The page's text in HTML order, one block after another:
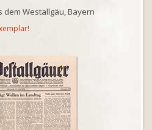
dem Westallgäu, Bayern